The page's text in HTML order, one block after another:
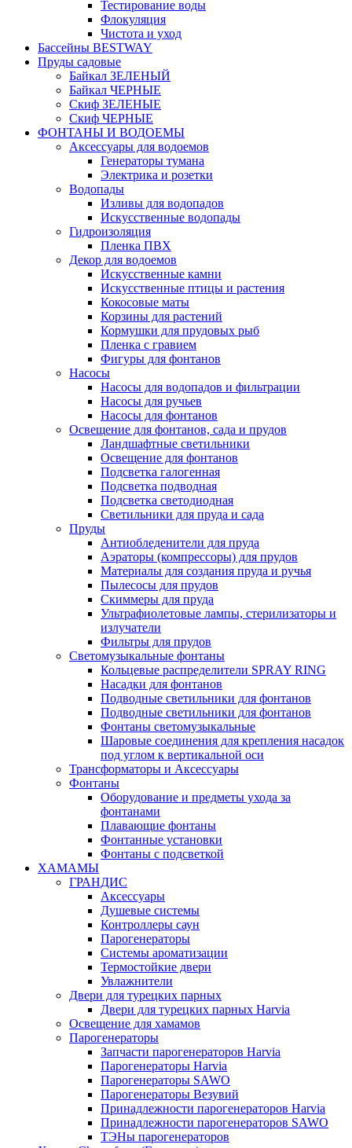
Тестирование воды
Флокуляция
Чистота и уход
Бассейны BESTWAY
Пруды садовые
Байкал ЗЕЛЕНЫЙ
Байкал ЧЕРНЫЕ
Скиф ЗЕЛЕНЫЕ
Скиф ЧЕРНЫЕ
ФОНТАНЫ И ВОДОЕМЫ
Аксессуары для водоемов
Генераторы тумана
Электрика и розетки
Водопады
Изливы для водопадов
Искусственные водопады
Гидроизоляция
Пленка ПВХ
Декор для водоемов
Искусственные камни
Искусственные птицы и растения
Кокосовые маты
Корзины для растений
Кормушки для прудовых рыб
Пленка с гравием
Фигуры для фонтанов
Насосы
Насосы для водопадов и фильтрации
Насосы для ручьев
Насосы для фонтанов
Освещение для фонтанов, сада и прудов
Ландшафтные светильники
Освещение для фонтанов
Подсветка галогенная
Подсветка подводная
Подсветка светодиодная
Светильники для пруда и сада
Пруды
Антиобледенители для пруда
Аэраторы (компрессоры) для прудов
Материалы для создания пруда и ручья
Пылесосы для прудов
Скиммеры для пруда
Ультрафиолетовые лампы, стерилизаторы и
излучатели
Фильтры для прудов
Светомузыкальные фонтаны
Кольцевые распределители SPRAY RING
Насадки для фонтанов
Подводные светильники для фонтанов
Подводные светильники для фонтанов
Фонтаны светомузыкальные
Шаровые соединения для крепления насадок
под углом к вертикальной оси
Трансформаторы и Аксессуары
Фонтаны
Оборудование и предметы ухода за
фонтанами
Плавающие фонтаны
Фонтанные установки
Фонтаны с подсветкой
ХАМАМЫ
ГРАНДИС
Аксессуары
Душевые системы
Контроллеры саун
Парогенераторы
Системы ароматизации
Термостойкие двери
Увлажнители
Двери для турецких парных
Двери для турецких парных Harvia
Освещение для хамамов
Парогенераторы
Запчасти парогенераторов Harvia
Парогенераторы Harvia
Парогенераторы SAWO
Парогенераторы Везувий
Принадлежности парогенераторов Harvia
Принадлежности парогенераторов SAWO
ТЭНы парогенераторов